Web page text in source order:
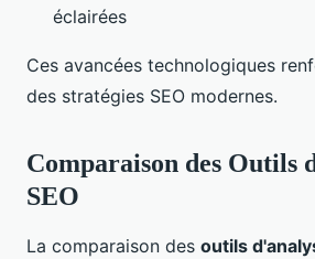
éclairées
Ces avancées technologiques
des stratégies SEO modernes.
Comparaison des Outils
SEO
La comparaison des outils